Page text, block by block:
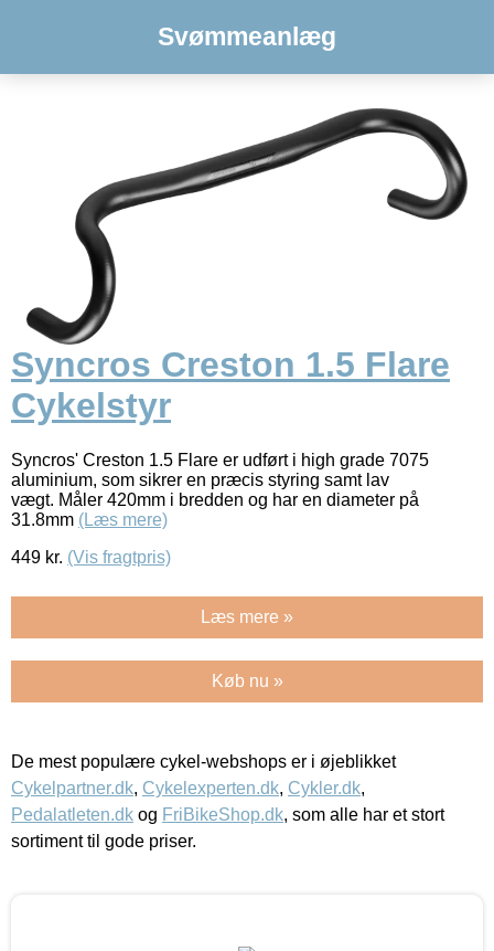
Svømmeanlæg
Syncros Creston 1.5 Flare
Cykelstyr
Syncros' Creston 1.5 Flare er udført i high grade 7075
aluminium, som sikrer en præcis styring samt lav
vægt. Måler 420mm i bredden og har en diameter på
31.8mm (Læs mere)
449 kr. (Vis fragtpris)
Læs mere »
Køb nu »
De mest populære cykel-webshops er i øjeblikket
Cykelpartner.dk, Cykelexperten.dk, Cykler.dk,
Pedalatleten.dk og FriBikeShop.dk, som alle har et stort
sortiment til gode priser.